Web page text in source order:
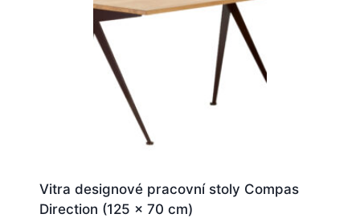
Vitra designové pracovní stoly Compas
Direction (125 x 70 cm)